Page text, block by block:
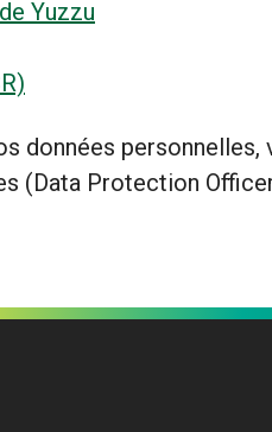
Yuzzu
données
(Data Protection